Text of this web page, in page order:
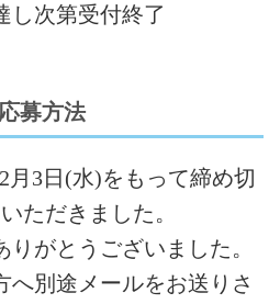
し次第受付終了
募方法
月3日(水)をもって締め切
ただきました。
がとうございました。
へ別途メールをお送りさ